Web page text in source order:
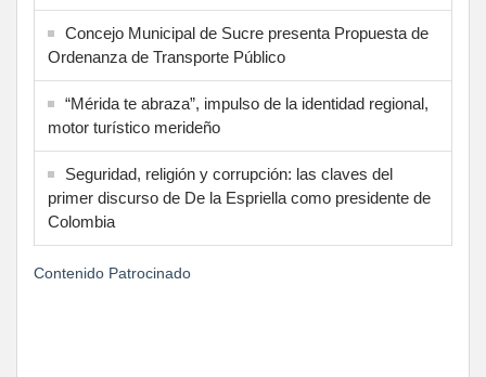
Concejo Municipal de Sucre presenta Propuesta de
Ordenanza de Transporte Público
“Mérida te abraza”, impulso de la identidad regional,
motor turístico merideño
Seguridad, religión y corrupción: las claves del
primer discurso de De la Espriella como presidente de
Colombia
Contenido Patrocinado